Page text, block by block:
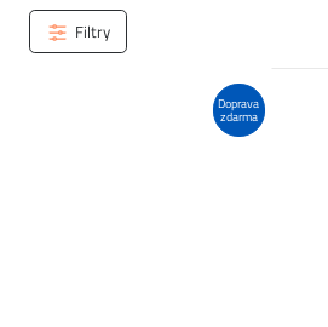
Filtry
Doprava
zdarma